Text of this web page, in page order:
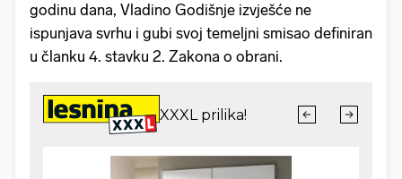
godinu dana, Vladino Godišnje izvješće ne
ispunjava svrhu i gubi svoj temeljni smisao definiran
u članku 4. stavku 2. Zakona o obrani.